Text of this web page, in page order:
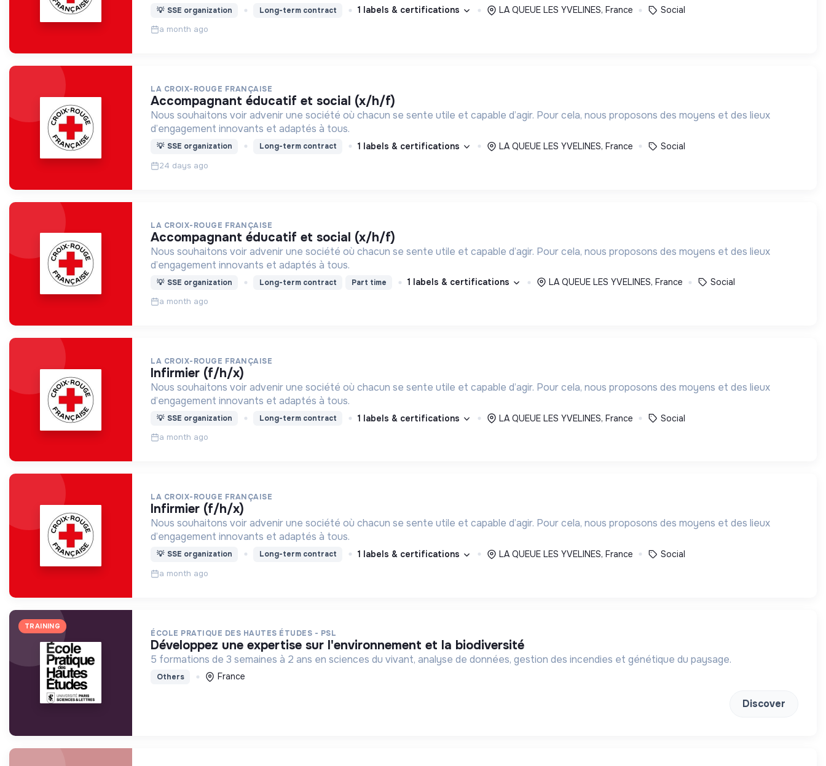
💡 SSE organization Long-term contract 1 labels & certifications LA QUEUE LES YVELINES, France Social
a month ago
LA CROIX-ROUGE FRANÇAISE
accompagnant éducatif et social (x/h/f)
Nous souhaitons voir advenir une société où chacun se sente utile et capable d’agir. Pour cela, nous proposons des moyens et des lieux
d’engagement innovants et adaptés à tous.
💡 SSE organization Long-term contract 1 labels & certifications LA QUEUE LES YVELINES, France Social
24 days ago
LA CROIX-ROUGE FRANÇAISE
accompagnant éducatif et social (x/h/f)
Nous souhaitons voir advenir une société où chacun se sente utile et capable d’agir. Pour cela, nous proposons des moyens et des lieux
d’engagement innovants et adaptés à tous.
💡 SSE organization Long-term contract Part time 1 labels & certifications LA QUEUE LES YVELINES, France Social
a month ago
LA CROIX-ROUGE FRANÇAISE
infirmier (f/h/x)
Nous souhaitons voir advenir une société où chacun se sente utile et capable d’agir. Pour cela, nous proposons des moyens et des lieux
d’engagement innovants et adaptés à tous.
💡 SSE organization Long-term contract 1 labels & certifications LA QUEUE LES YVELINES, France Social
a month ago
LA CROIX-ROUGE FRANÇAISE
infirmier (f/h/x)
Nous souhaitons voir advenir une société où chacun se sente utile et capable d’agir. Pour cela, nous proposons des moyens et des lieux
d’engagement innovants et adaptés à tous.
💡 SSE organization Long-term contract 1 labels & certifications LA QUEUE LES YVELINES, France Social
a month ago
TRAINING
ÉCOLE PRATIQUE DES HAUTES ÉTUDES - PSL
développez une expertise sur l'environnement et la biodiversité
5 formations de 3 semaines à 2 ans en sciences du vivant, analyse de données, gestion des incendies et génétique du paysage.
Others France
Discover